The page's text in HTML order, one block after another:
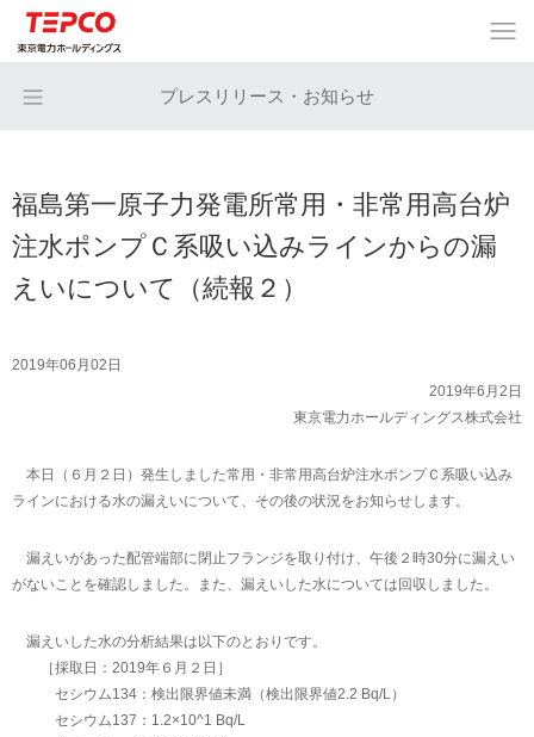
プレスリリース・お知らせ
福島第一原子力発電所常用・非常用高台炉
注水ポンプＣ系吸い込みラインからの漏
えいについて（続報２）
2019年06月02日
2019年6月2日
東京電力ホールディングス株式会社
本日（６月２日）発生しました常用・非常用高台炉注水ポンプＣ系吸い込み
ラインにおける水の漏えいについて、その後の状況をお知らせします。
漏えいがあった配管端部に閉止フランジを取り付け、午後２時30分に漏えい
がないことを確認しました。また、漏えいした水については回収しました。
漏えいした水の分析結果は以下のとおりです。
［採取日：2019年６月２日］
セシウム134：検出限界値未満（検出限界値2.2 Bq/L）
セシウム137：1.2×10^1 Bq/L